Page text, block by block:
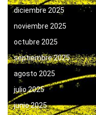
diciembre 2025
noviembre 2025
octubre 2025
septiembre 2025
agosto 2025
julio 2025
junio 2025